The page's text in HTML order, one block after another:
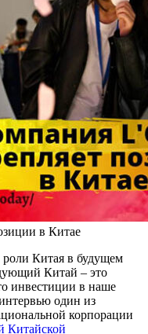
в Китае
роли Китая в будущем
Китай – это
инвестиции в наше
один из
корпорации
Китайской